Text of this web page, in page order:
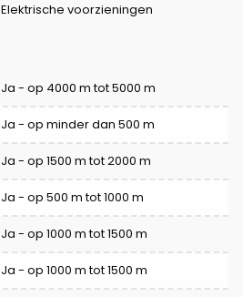
Elektrische voorzieningen
Ja - op 4000 m tot 5000 m
Ja - op minder dan 500 m
Ja - op 1500 m tot 2000 m
Ja - op 500 m tot 1000 m
Ja - op 1000 m tot 1500 m
Ja - op 1000 m tot 1500 m